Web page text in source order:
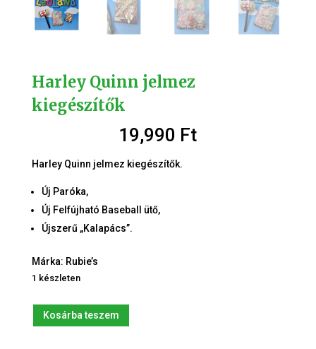
Harley Quinn jelmez
kiegészítők
19,990 Ft
Harley Quinn jelmez kiegészítők.
Új Paróka,
Új Felfújható Baseball ütő,
Újszerű „Kalapács”.
Márka: Rubie’s
1 készleten
Harley
Quinn
Kosárba teszem